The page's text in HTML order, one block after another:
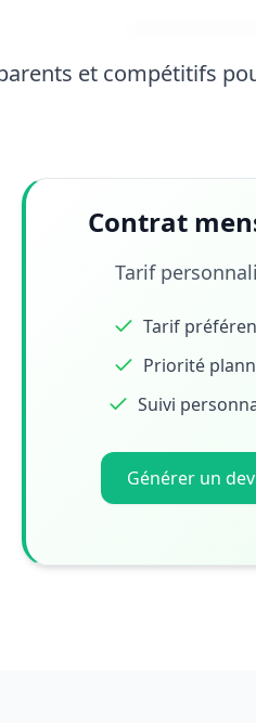
et compétitifs
Contrat
Tarif
Tarif
Priorité
Suivi
Générer un